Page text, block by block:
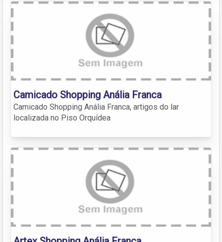
Camicado Shopping Anália Franca
Camicado Shopping Anália Franca, artigos do lar
localizada no Piso Orquídea